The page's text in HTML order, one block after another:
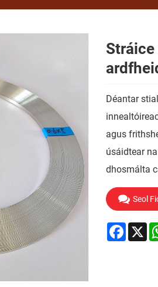
Déantar
agus
úsáidtear
dhosmálta
Seol
X